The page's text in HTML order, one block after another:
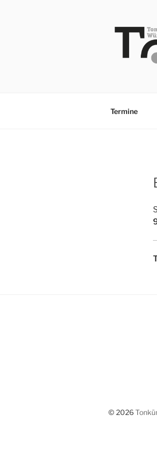
Termine
© 2026